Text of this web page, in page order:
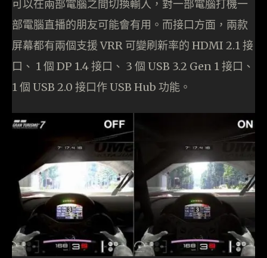
可以在兩部電腦之間切換輸入，對一部電腦打機一
部電腦直播的朋友可能會有用。而接口方面，兩款
屏幕都有兩個支援 VRR 可變刷新率的 HDMI 2.1 接
口、 1 個 DP 1.4 接口、 3 個 USB 3.2 Gen 1 接口、
1 個 USB 2.0 接口作 USB Hub 功能。